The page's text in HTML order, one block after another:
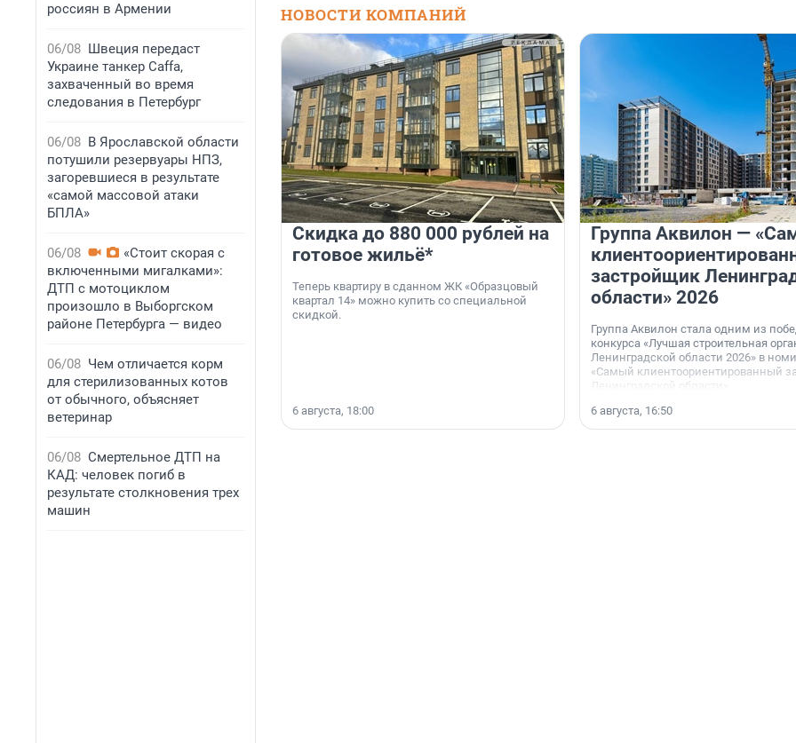
россиян в Армении
06/08 Швеция передаст
Украине танкер Caffa,
захваченный во время
следования в Петербург
06/08 В Ярославской области
потушили резервуары НПЗ,
загоревшиеся в результате
«самой массовой атаки
БПЛА»
06/08
«Стоит скорая с
включенными мигалками»:
ДТП с мотоциклом
произошло в Выборгском
районе Петербурга — видео
06/08 Чем отличается корм
для стерилизованных котов
от обычного, объясняет
ветеринар
06/08 Смертельное ДТП на
КАД: человек погиб в
результате столкновения трех
машин
НОВОСТИ КОМПАНИЙ
Скидка до 880 000 рублей на
готовое жильё*
Теперь квартиру в сданном ЖК «Образцовый
квартал 14» можно купить со специальной
скидкой.
6 августа, 18:00
Группа Аквилон —
застройщик
области» 2026
Группа Аквилон стала одним из
конкурса «Лучшая строительная
Ленинградской области 2026» в
«Самый клиентоориентированный
Ленинградской области».
6 августа, 16:50